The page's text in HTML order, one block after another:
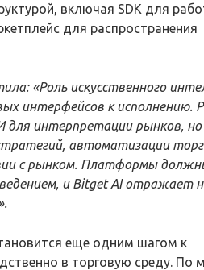
включая SDK для
для распространения
«Роль искусственного
интерфейсов к исполнению.
интерпретации рынков, но
автоматизации
с рынком. Платформы
и Bitget AI отражает
еще одним шагом к
в торговую среду. По